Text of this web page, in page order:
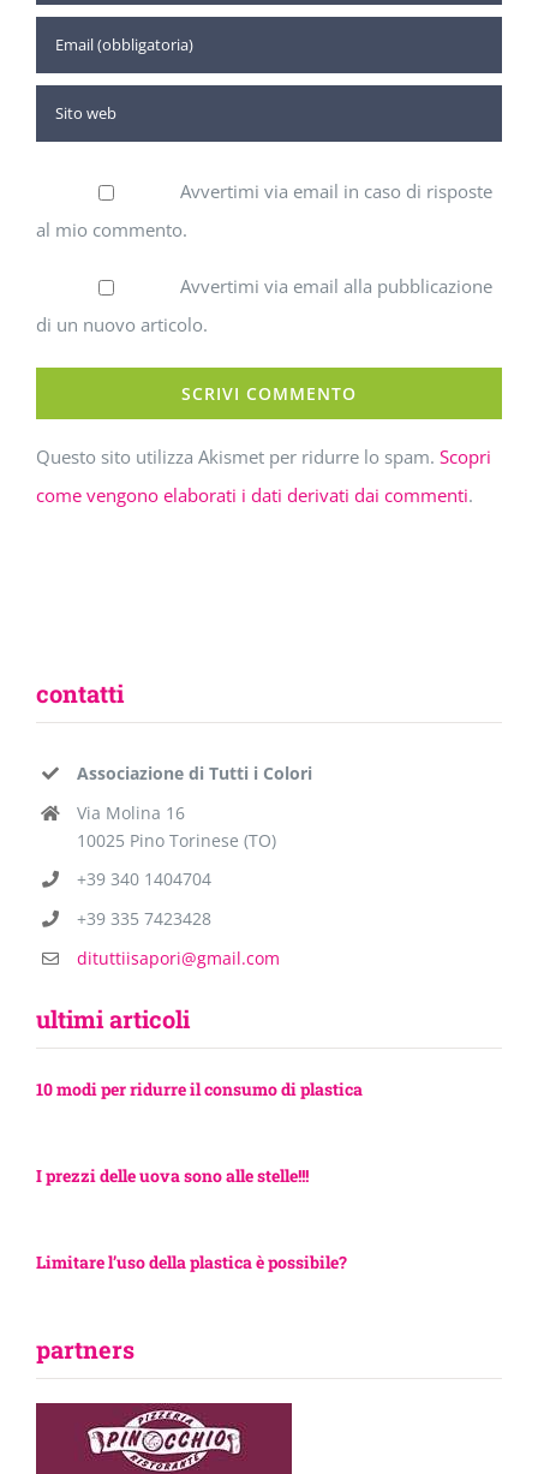
Avvertimi via email in caso di risposte
al mio commento.
Avvertimi via email alla pubblicazione
di un nuovo articolo.
Questo sito utilizza Akismet per ridurre lo spam. Scopri
come vengono elaborati i dati derivati dai commenti.
contatti
Associazione di Tutti i Colori
Via Molina 16
10025 Pino Torinese (TO)
+39 340 1404704
+39 335 7423428
dituttiisapori@gmail.com
ultimi articoli
10 modi per ridurre il consumo di plastica
I prezzi delle uova sono alle stelle!!!
Limitare l’uso della plastica è possibile?
partners